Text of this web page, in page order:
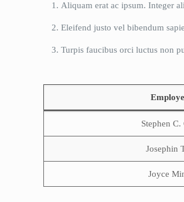
Aliquam erat ac ipsum. Integer
Eleifend justo vel bibendum
Turpis faucibus orci luctus non
Stephen C.
Josephin
Joyce